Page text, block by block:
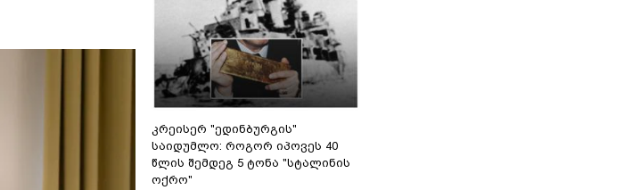
კრეისერ "ედინბურგის"
საიდუმლო: როგორ იპოვეს 40
წლის შემდეგ 5 ტონა "სტალინის
ოქრო"